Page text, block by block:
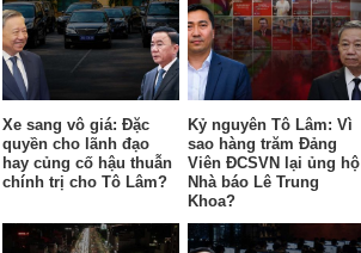
Xe sang vô giá: Đặc
quyền cho lãnh đạo
hay củng cố hậu thuẫn
chính trị cho Tô Lâm?
Kỷ nguyên Tô Lâm: Vì
sao hàng trăm Đảng
Viên ĐCSVN lại ủng hộ
Nhà báo Lê Trung
Khoa?